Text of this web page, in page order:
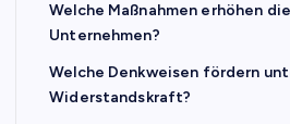
Welche Maßnahmen erhöhen
Unternehmen?
Welche Denkweisen fördern
Widerstandskraft?